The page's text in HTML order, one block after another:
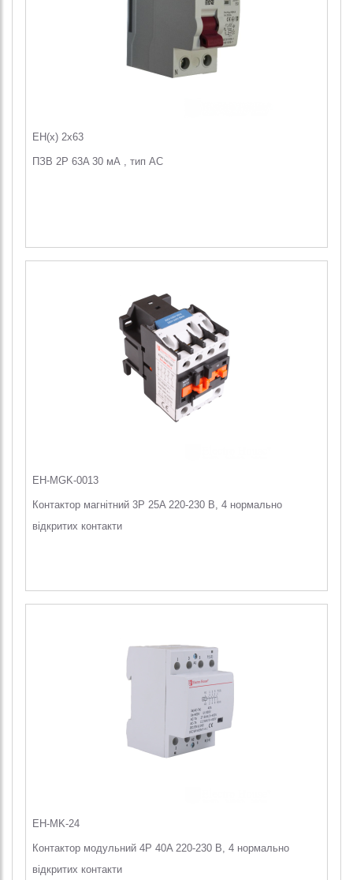
EH(x) 2x63
ПЗВ 2Р 63A 30 мА , тип АС
EH-MGK-0013
Контактор магнітний 3P 25A 220-230 В, 4 нормально
відкритих контакти
EH-MK-24
Контактор модульний 4P 40A 220-230 В, 4 нормально
відкритих контакти